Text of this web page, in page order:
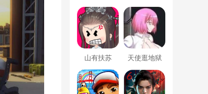
山有扶苏 天使逛地狱